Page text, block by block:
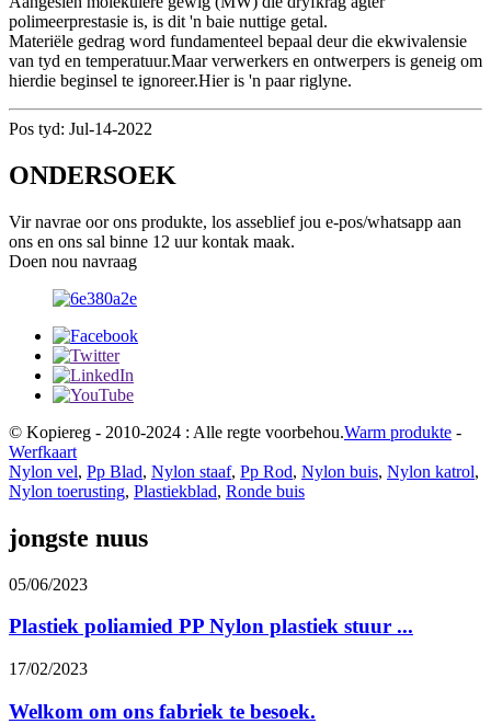
polimeerprestasie is, is dit 'n baie nuttige getal.
Materiële gedrag word fundamenteel bepaal deur die ekwivalensie
van tyd en temperatuur.Maar verwerkers en ontwerpers is geneig om
hierdie beginsel te ignoreer.Hier is 'n paar riglyne.
Pos tyd: Jul-14-2022
ONDERSOEK
Vir navrae oor ons produkte, los asseblief jou e-pos/whatsapp aan
ons en ons sal binne 12 uur kontak maak.
Doen nou navraag
© Kopiereg - 2010-2024 : Alle regte voorbehou.Warm produkte -
Werfkaart
Nylon vel, Pp Blad, Nylon staaf, Pp Rod, Nylon buis, Nylon katrol,
Nylon toerusting, Plastiekblad, Ronde buis
jongste nuus
05/06/2023
Plastiek poliamied PP Nylon plastiek stuur ...
17/02/2023
Welkom om ons fabriek te besoek.